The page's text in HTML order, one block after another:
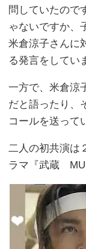
問していたので
ゃないですか、
米倉涼子さんに
る発言をしてい
一方で、米倉涼
だと語ったり、
コールを送って
二人の初共演は
ラマ『武蔵